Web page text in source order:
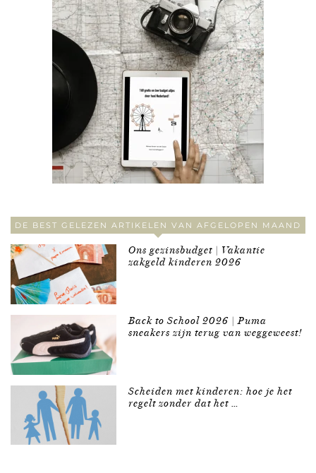
DE BEST GELEZEN ARTIKELEN VAN AFGELOPEN MAAND
Ons gezinsbudget | Vakantie
zakgeld kinderen 2026
Back to School 2026 | Puma
sneakers zijn terug van weggeweest!
Scheiden met kinderen: hoe je het
regelt zonder dat het …